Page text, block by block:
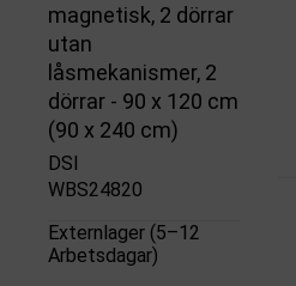
magnetisk, 2 dörrar
utan
låsmekanismer, 2
dörrar - 90 x 120 cm
(90 x 240 cm)
DSI
WBS24820
Externlager (5–12
Arbetsdagar)